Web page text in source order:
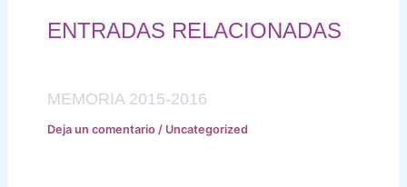
ENTRADAS RELACIONADAS
MEMORIA 2015-2016
Deja un comentario / Uncategorized